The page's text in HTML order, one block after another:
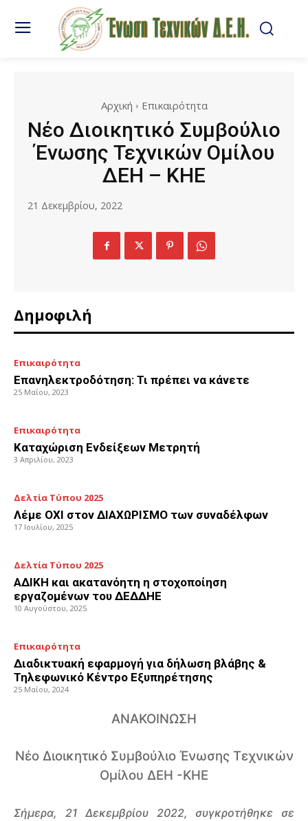
Αρχική Επικαιρότητα
Νέο Διοικητικό Συμβούλιο
Ένωσης Τεχνικών Ομίλου
ΔΕΗ – ΚΗΕ
21 Δεκεμβρίου, 2022
Δημοφιλή
Επικαιρότητα
Επανηλεκτροδότηση: Τι πρέπει να κάνετε
25 Μαΐου, 2023
Επικαιρότητα
Καταχώριση Ενδείξεων Μετρητή
3 Απριλίου, 2023
Δελτία Τύπου 2025
Λέμε ΟΧΙ στον ΔΙΑΧΩΡΙΣΜΟ των συναδέλφων
17 Ιουλίου, 2025
Δελτία Τύπου 2025
ΑΔΙΚΗ και ακατανόητη η στοχοποίηση
εργαζομένων του ΔΕΔΔΗΕ
10 Αυγούστου, 2025
Επικαιρότητα
Διαδικτυακή εφαρμογή για δήλωση βλάβης &
Τηλεφωνικό Κέντρο Εξυπηρέτησης
25 Μαΐου, 2024
ΑΝΑΚΟΙΝΩΣΗ
Νέο Διοικητικό Συμβούλιο Ένωσης Τεχνικών
Ομίλου ΔΕΗ -ΚΗΕ
Σήμερα, 21 Δεκεμβρίου 2022, συγκροτήθηκε σε